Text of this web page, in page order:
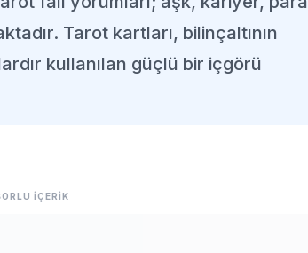
Tarot kartları, bilinçaltının
kullanılan güçlü bir içgörü
İÇERİK